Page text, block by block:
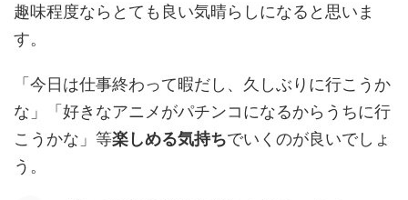
趣味程度ならとても良い気晴らしになると思いま
す。
「今日は仕事終わって暇だし、久しぶりに行こうか
な」「好きなアニメがパチンコになるからうちに行
こうかな」等楽しめる気持ちでいくのが良いでしょ
う。